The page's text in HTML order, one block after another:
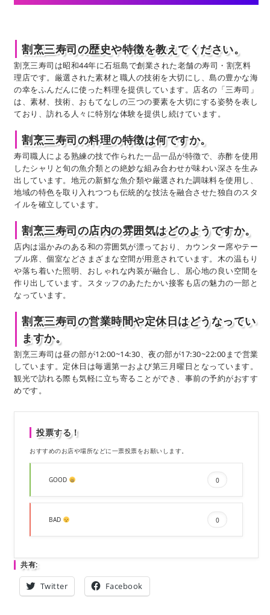
割烹三寿司の歴史や特徴を教えてください。
割烹三寿司は昭和44年に石垣島で創業された老舗の寿司・割烹料
理店です。厳選された素材と職人の技術を大切にし、島の豊かな海
の幸をふんだんに使った料理を提供しています。店名の「三寿司」
は、素材、技術、おもてなしの三つの要素を大切にする姿勢を表し
ており、訪れる人々に特別な体験を提供し続けています。
割烹三寿司の料理の特徴は何ですか。
寿司職人による熟練の技で作られた一品一品が特徴で、赤酢を使用
したシャリと旬の魚介類との絶妙な組み合わせが味わい深さを生み
出しています。地元の新鮮な魚介類や厳選された調味料を使用し、
地域の特色を取り入れつつも伝統的な技法を融合させた独自のスタ
イルを確立しています。
割烹三寿司の店内の雰囲気はどのようですか。
店内は温かみのある和の雰囲気が漂っており、カウンター席やテー
ブル席、個室などさまざまな空間が用意されています。木の温もり
や落ち着いた照明、おしゃれな内装が融合し、居心地の良い空間を
作り出しています。スタッフのあたたかい接客も店の魅力の一部と
なっています。
割烹三寿司の営業時間や定休日はどうなってい
ますか。
割烹三寿司は昼の部が12:00~14:30、夜の部が17:30~22:00まで営業
しています。定休日は毎週第一および第三月曜日となっています。
観光で訪れる際も気軽に立ち寄ることができ、事前の予約がおすす
めです。
投票する！
おすすめのお店や場所などに一票投票をお願いします。
GOOD 0
BAD 0
共有:
Twitter Facebook